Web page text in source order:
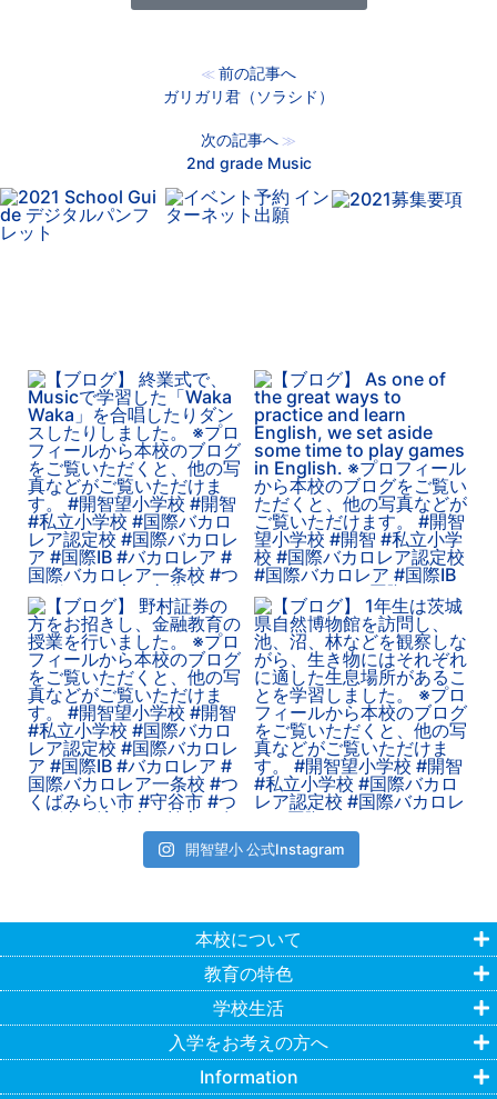
≪ 前の記事へ
ガリガリ君（ソラシド）
次の記事へ ≫
2nd grade Music
開智望小 公式Instagram
本校について
教育の特色
学校生活
入学をお考えの方へ
Information